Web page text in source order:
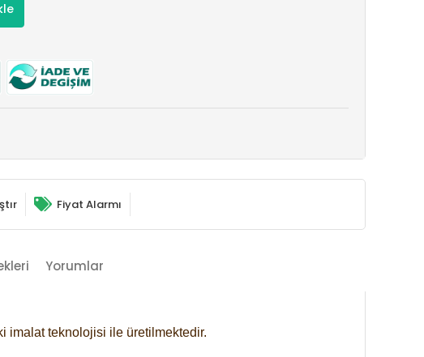
Fiyat Alarmı
Yorumlar
imalat teknolojisi ile üretilmektedir.